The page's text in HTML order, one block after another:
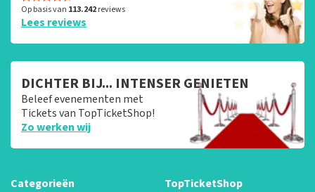
Op basis van 113.242reviews
Lees reviews
DICHTER BIJ... INTENSER GENIETEN
Beleef evenementen met
Tickets van TopTicketShop!
Zo werken wij
Categorieën
TopTicketShop